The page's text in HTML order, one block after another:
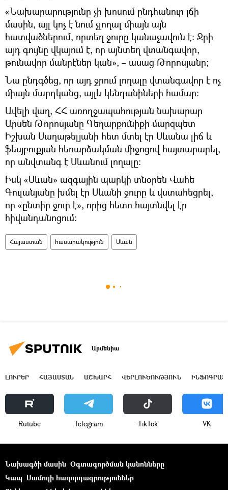
«Նախարարությունը չի խոսում ընդհանուր լճի
մասին, այլ կոչ է նում չլողալ միայն այն
հատվածներում, որտեղ ջուրը կանաչավուն է։ Ջրի
այդ գույնը վկայում է, որ այնտեղ վտանգավոր,
թունավոր մանրէներ կան», – ասաց Թորոսյանը;
Նա ընդգծեց, որ այդ ջրում լողալը վտանգավոր է ոչ
միայն մարդկանց, այլև կենդանիների համար։
Ավելի վաղ, ՀՀ առողջապահության նախարար
Արսեն Թորոսյանը Գեղարքունիքի մարզպետ
Իշխան Սաղաթելյանի հետ մտել էր Սևանա լիճ և
ֆեսյբուքյան հեռարձակման միջոցով հայտարարել,
որ անվտանգ է Սևանում լողալը։
Իսկ «Սևան» ազգային պարկի տնօրեն Վահե
Գուլանյանը խմել էր Սևանի ջուրը և վստահեցրել,
որ «ընտիր ջուր է», որից հետո հայտնվել էր
հիվանդանոցում։
Հայաստան հասարակություն Սևան
Արմենիա
ԼՈՒՐԵՐ ՀԱՅԱՍՏԱՆ ԱՇԽԱՐՀ ՎԵՐԼՈՒԾՈՒԹՅՈՒՆ
Rutube Telegram ТikТоk VK
Նախագծի մասին Օգտագործման կանոնները
Կապ Մամուլի հաղորդագրություններ